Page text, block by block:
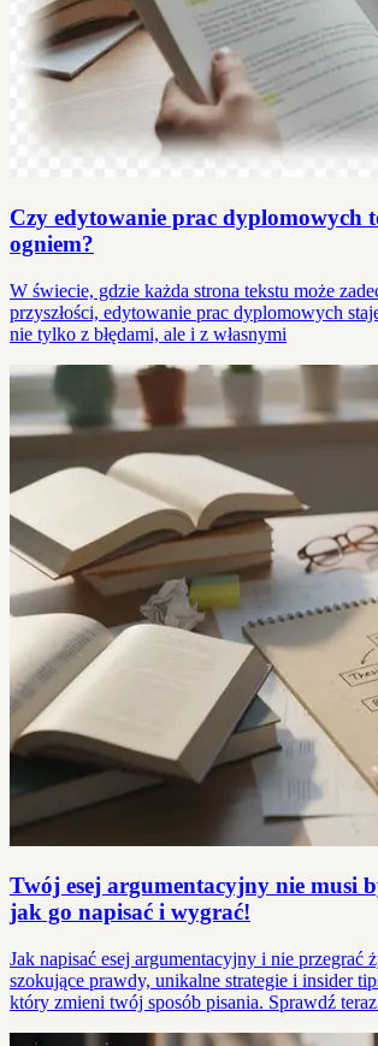
Czy edytowanie prac dyplomowych
ogniem?
W świecie, gdzie każda strona tekstu może
przyszłości, edytowanie prac dyplomowych
nie tylko z błędami, ale i z własnymi
Twój esej argumentacyjny nie musi
jak go napisać i wygrać!
Jak napisać esej argumentacyjny i nie przegrać
szokujące prawdy, unikalne strategie i insider
który zmieni twój sposób pisania. Sprawdź